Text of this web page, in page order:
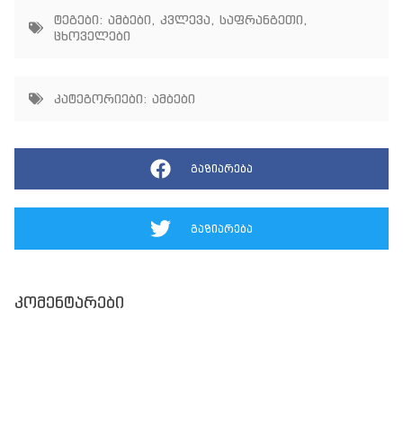
ტეგები: ამბები, კვლევა, საფრანგეთი,
ცხოველები
კატეგორიები: ამბები
გაზიარება
გაზიარება
კომენტარები